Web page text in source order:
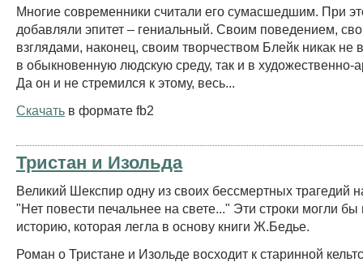
Многие современники считали его сумасшедшим. При
добавляли эпитет – гениальный. Своим поведением,
взглядами, наконец, своим творчеством Блейк никак не
в обыкновенную людскую среду, так и в художественно-
Да он и не стремился к этому, весь...
Скачать в формате fb2
Тристан и Изольда
Великий Шекспир одну из своих бессмертных трагедий
"Нет повести печальнее на свете..." Эти строки могли бы
историю, которая легла в основу книги Ж.Бедье.
Роман о Тристане и Изольде восходит к старинной